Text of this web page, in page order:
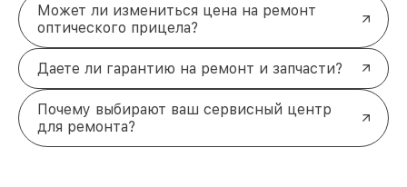
Может ли измениться цена на ремонт
оптического прицела?
Даете ли гарантию на ремонт и запчасти?
Почему выбирают ваш сервисный центр
для ремонта?